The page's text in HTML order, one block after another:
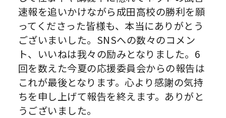
速報を追いかけながら成田高校の勝利を願
ってくださった皆様も、本当にありがとう
ございまいした。SNSへの数々のコメン
ト、いいねは我々の励みとなりました。6
回を数えた今夏の応援委員会からの報告は
これが最後となります。心より感謝の気持
ちを申し上げて報告を終えます。ありがと
うございました。